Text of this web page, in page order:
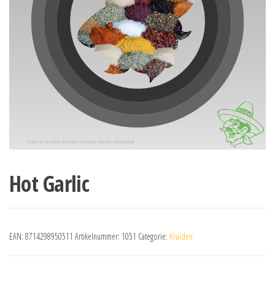
Hot Garlic
EAN: 8714298950511 Artikelnummer: 1051 Categorie: Kruiden